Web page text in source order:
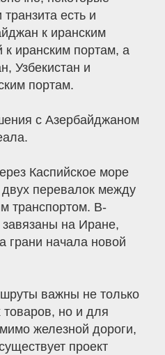
есть и
к иранским
к иранским портам, а
Узбекистан и
портам.
с Азербайджаном
Каспийское море
перевалок между
транспортом. В-
завязаны на Иране,
грани начала новой
важны не только
товаров, но и для
железной дороги,
проект